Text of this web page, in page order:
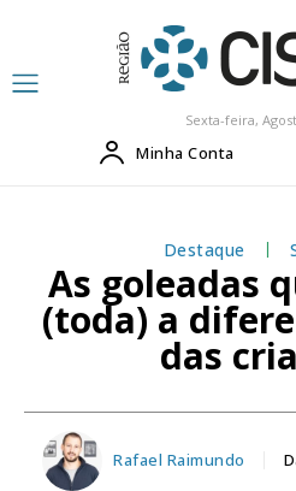
Sexta-feira,
Minha Conta
Destaque
As goleadas
(toda) a
das
Rafael Raimundo